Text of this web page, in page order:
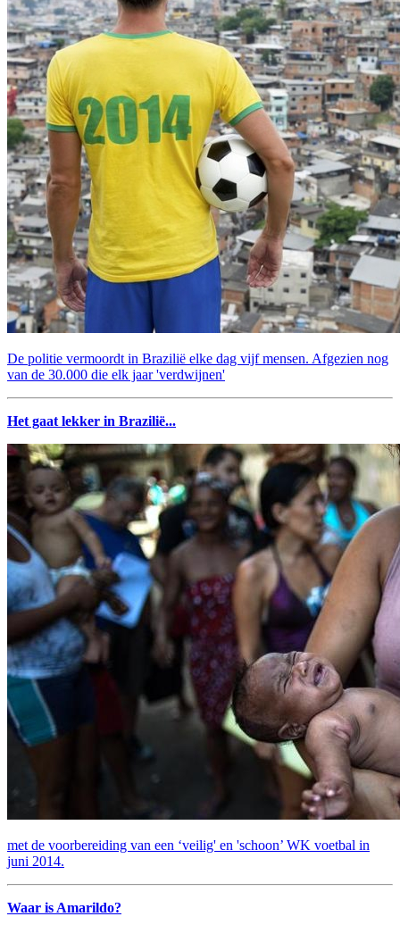
De politie vermoordt in Brazilië elke dag vijf mensen. Afgezien nog
van de 30.000 die elk jaar 'verdwijnen'
Het gaat lekker in Brazilië...
met de voorbereiding van een ‘veilig' en 'schoon’ WK voetbal in
juni 2014.
Waar is Amarildo?